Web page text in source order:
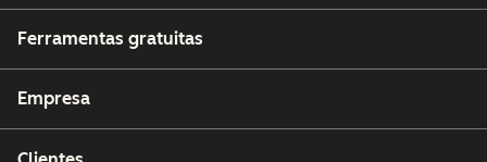
Ferramentas gratuitas
Empresa